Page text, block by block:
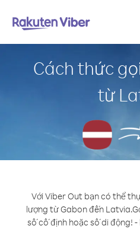
Cách thức
từ
Với Viber Out bạn có thể
lượng từ Gabon đến Latvia.
số cố định hoặc số di động!